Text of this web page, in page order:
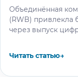
Объединённая
(RWB) привлекла
через выпуск
Читать статью→